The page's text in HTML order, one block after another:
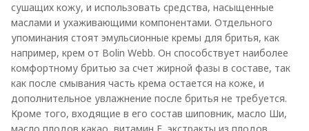
сушащих кожу, и использовать средства, насыщенные
маслами и ухаживающими компонентами. Отдельного
упоминания стоят эмульсионные кремы для бритья, как
например, крем от Bolin Webb. Он способствует наиболее
комфортному бритью за счет жирной фазы в составе, так
как после смывания часть крема остается на коже, и
дополнительное увлажнение после бритья не требуется.
Кроме того, входящие в его состав шиповник, масло Ши,